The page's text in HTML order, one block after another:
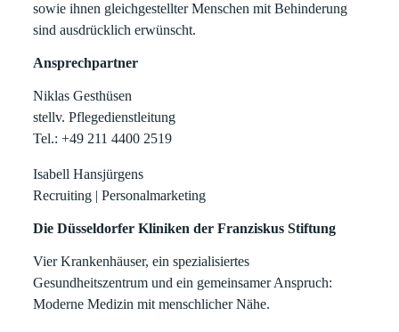
sowie ihnen gleichgestellter Menschen mit Behinderung
sind ausdrücklich erwünscht.
Ansprechpartner
Niklas Gesthüsen
stellv. Pflegedienstleitung
Tel.: +49 211 4400 2519
Isabell Hansjürgens
Recruiting | Personalmarketing
Die Düsseldorfer Kliniken der Franziskus Stiftung
Vier Krankenhäuser, ein spezialisiertes
Gesundheitszentrum und ein gemeinsamer Anspruch:
Moderne Medizin mit menschlicher Nähe.